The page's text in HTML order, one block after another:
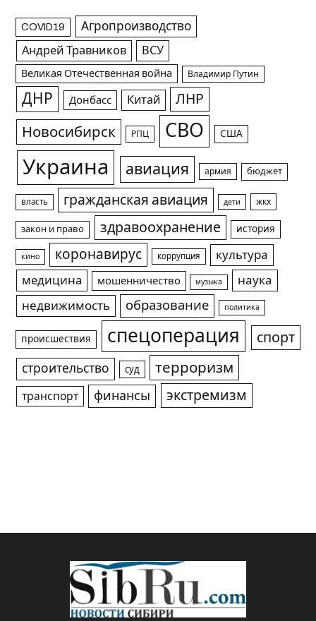
COVID19 Агропроизводство
Андрей Травников ВСУ
Великая Отечественная война Владимир Путин
ДНР Донбасс Китай ЛНР
Новосибирск РПЦ СВО США
Украина авиация армия бюджет
власть гражданская авиация дети жкх
закон и право здравоохранение история
кино коронавирус коррупция
культура
медицина
мошенничество музыка
наука
недвижимость
образование политика
происшествия спецоперация спорт
строительство суд терроризм
транспорт финансы экстремизм